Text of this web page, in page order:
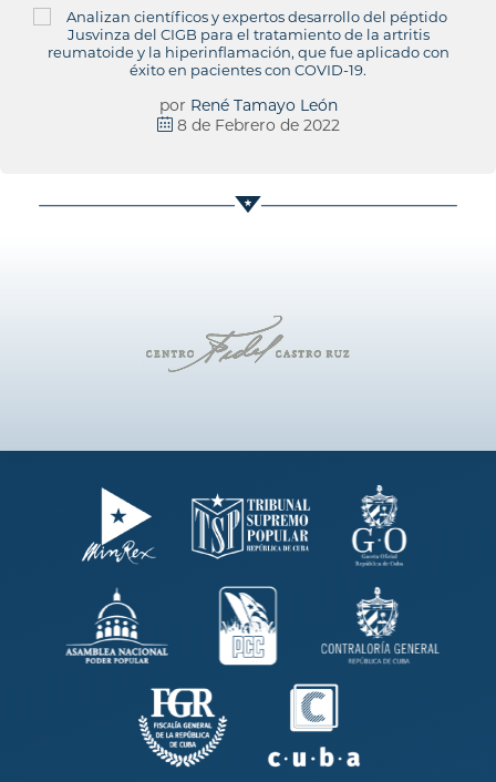
por René Tamayo León
8 de Febrero de 2022